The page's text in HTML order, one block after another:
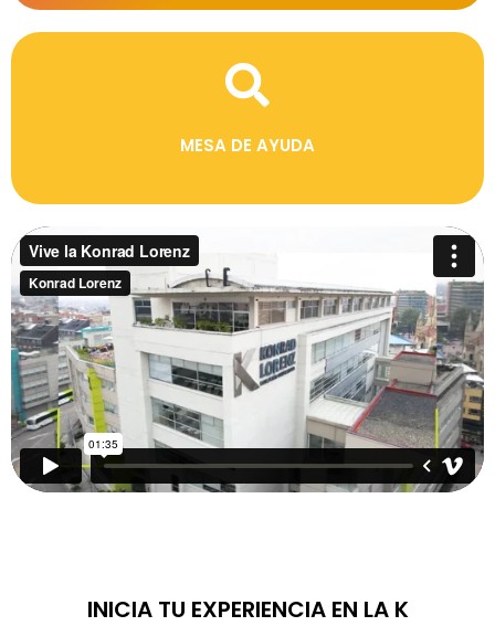
MESA DE AYUDA
INICIA TU EXPERIENCIA EN LA K